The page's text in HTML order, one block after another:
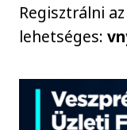
Regisztrálni
lehetséges: